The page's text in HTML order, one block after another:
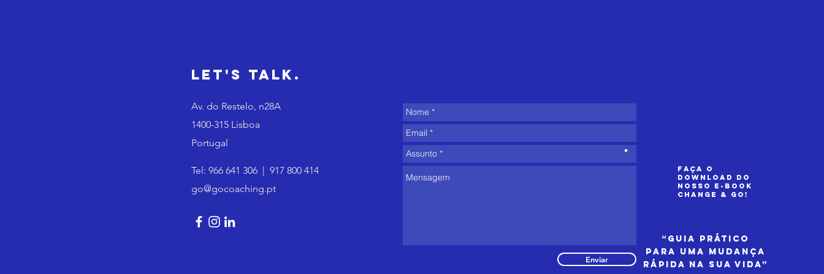
Faça o
download do
nosso e-book
Change & GO!
“Guia prático
para uma mudança
rápida na sua vida”
Let's Talk.
Av. do Restelo, n28A
1400-315 Lisboa
Portugal
Tel: 966 641 306 | 917 800 414
go@gocoaching.pt
Enviar